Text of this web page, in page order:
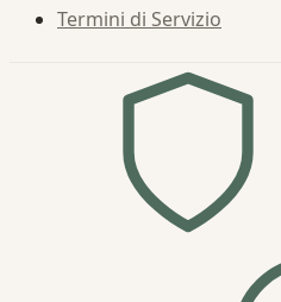
Termini di Servizio